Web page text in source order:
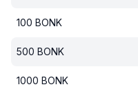
100 BONK
500 BONK
1000 BONK